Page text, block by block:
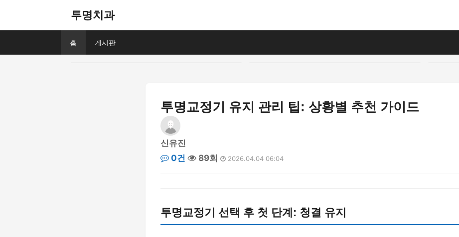
투명치과
홈 게시판
투명교정기 유지 관리 팁: 상황별 추천 가이드
신유진
0건
89회 2026.04.04 06:04
투명교정기 선택 후 첫 단계: 청결 유지